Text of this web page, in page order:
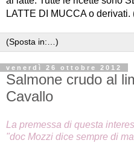
LATTE DI MUCCA o
venerdì 26 ottobre 2012
Salmone crudo al
Cavallo
La premessa di questa
"doc Mozzi dice sempre di